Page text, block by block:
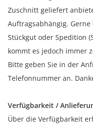
Zuschnitt geliefert
Auftragsabhängig.
Stückgut oder Spedition
kommt es jedoch immer
Bitte geben Sie in der
Telefonnummer an.
Verfügbarkeit /
Über die Verfügbarkeit